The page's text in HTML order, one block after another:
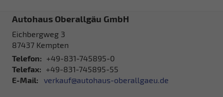
Autohaus Oberallgäu GmbH
Eichbergweg 3
87437 Kempten
Telefon: +49-831-745895-0
Telefax: +49-831-745895-55
E-Mail:
verkauf@autohaus-oberallgaeu.de